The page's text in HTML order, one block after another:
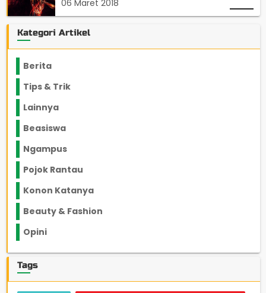
06 Maret 2018
Kategori Artikel
Berita
Tips & Trik
Lainnya
Beasiswa
Ngampus
Pojok Rantau
Konon Katanya
Beauty & Fashion
Opini
Tags